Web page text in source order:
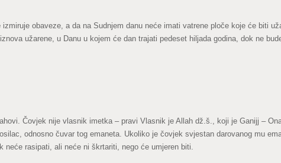
obaveze, a da na Sudnjem danu neće imati vatrene ploče koje će biti
užarene, u Danu u kojem će dan trajati pedeset hiljada godina, dok ne
Čovjek nije vlasnik imetka – pravi Vlasnik je Allah dž.š., koji je Ganijj –
odnosno čuvar tog emaneta. Ukoliko je čovjek svjestan darovanog mu
rasipati, ali neće ni škrtariti, nego će umjeren biti.